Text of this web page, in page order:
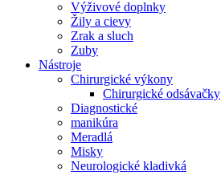
Výživové doplnky
Žily a cievy
Zrak a sluch
Zuby
Nástroje
Chirurgické výkony
Chirurgické odsávačky
Diagnostické
manikúra
Meradlá
Misky
Neurologické kladivká